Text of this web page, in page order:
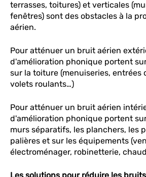
terrasses, toitures) et verticales
fenêtres) sont des obstacles à la
aérien.
Pour atténuer un bruit aérien
d'amélioration phonique portent
sur la toiture (menuiseries, entrées
volets roulants…)
Pour atténuer un bruit aérien
d'amélioration phonique portent
murs séparatifs, les planchers, les
palières et sur les équipements
électroménager, robinetterie,